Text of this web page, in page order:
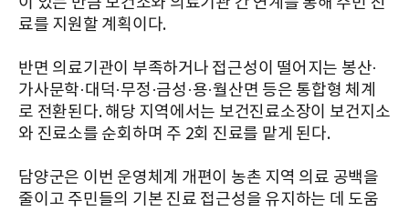
료를 지원할 계획이다.
반면 의료기관이 부족하거나 접근성이 떨어지는 봉산·
가사문학·대덕·무정·금성·용·월산면 등은 통합형 체계
로 전환된다. 해당 지역에서는 보건진료소장이 보건지소
와 진료소를 순회하며 주 2회 진료를 맡게 된다.
담양군은 이번 운영체계 개편이 농촌 지역 의료 공백을
줄이고 주민들의 기본 진료 접근성을 유지하는 데 도움